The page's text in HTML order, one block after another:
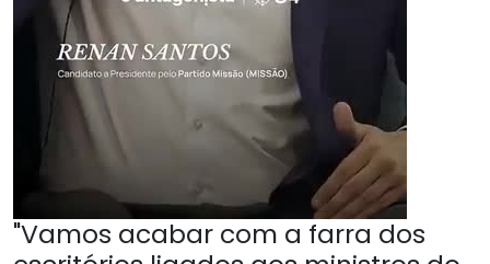
"Vamos acabar com a farra dos